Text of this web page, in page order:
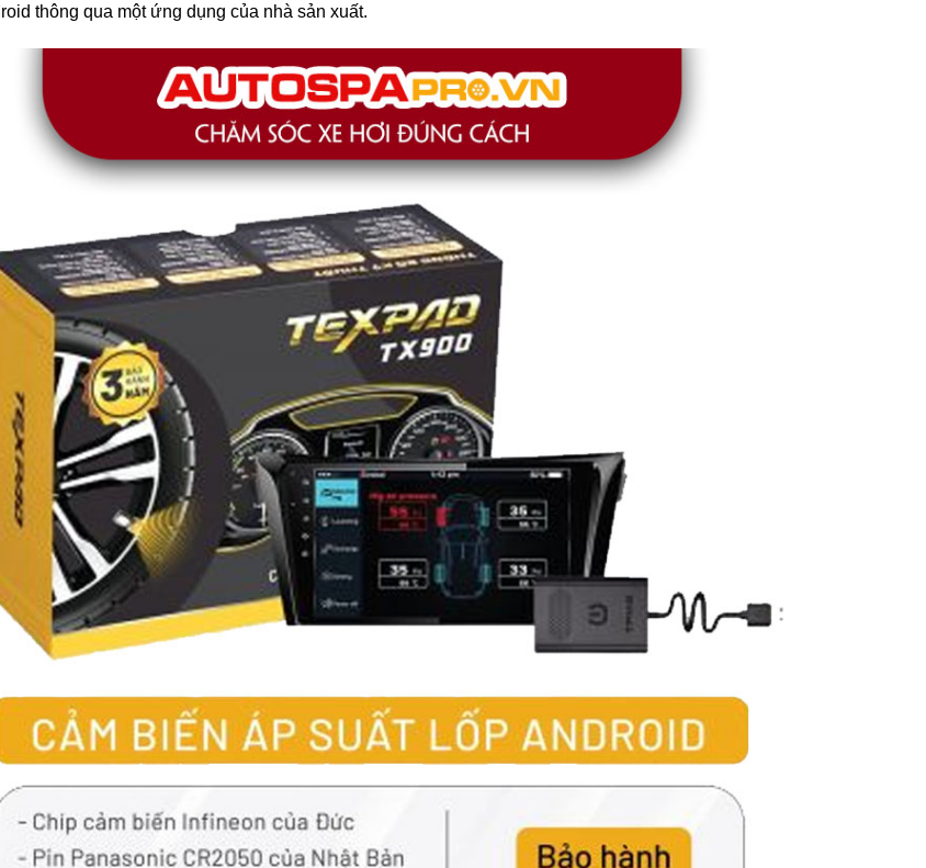
thông qua một ứng dụng của nhà sản xuất.